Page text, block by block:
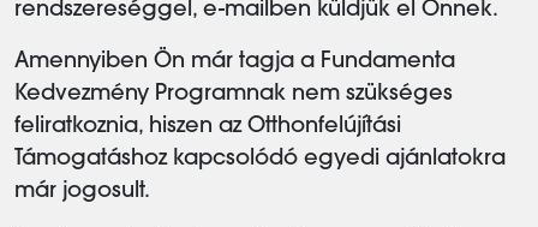
rendszereséggel, e-mailben küldjük el Önnek.
Amennyiben Ön már tagja a Fundamenta
Kedvezmény Programnak nem szükséges
feliratkoznia, hiszen az Otthonfelújítási
Támogatáshoz kapcsolódó egyedi ajánlatokra
már jogosult.